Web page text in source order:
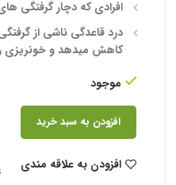
افرادی که دچار گرفتگی
درد قاعدگی ناشی از
کاهش میدهد و خونریزی
موجود
افزودن به سبد خرید
افزودن به علاقه مندی